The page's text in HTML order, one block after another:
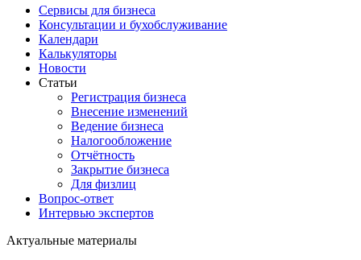
Сервисы для бизнеса
Консультации и бухобслуживание
Календари
Калькуляторы
Новости
Статьи
Регистрация бизнеса
Внесение изменений
Ведение бизнеса
Налогообложение
Отчётность
Закрытие бизнеса
Для физлиц
Вопрос-ответ
Интервью экспертов
Актуальные материалы